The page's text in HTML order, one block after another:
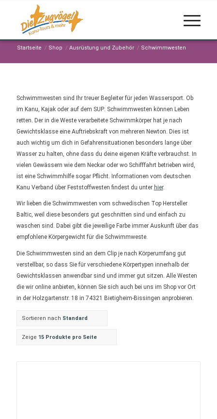
Startseite / Shop / Ausrüstung und Zubehör / Schwimmwesten
Schwimmwesten sind Ihr treuer Begleiter für jeden Wassersport. Ob
im Kanu, Kajak oder auf dem SUP: Schwimmwesten können Leben
retten. Der in die Weste verarbeitete Schwimmkörper hat je nach
Gewichtsklasse eine Auftriebskraft von mehreren Newton. Dies ist
auch wichtig um dich in Gefahrensituationen besonders lange über
Wasser zu halten, ohne dass du deine eigenen Kräfte verbrauchst. In
vielen Gewässern wie dem Neckar oder wo Schifffahrt betrieben wird,
ist eine Schwimmhilfe sogar Pflicht. Informationen vom deutschen
Kanu Verband über Feststoffwesten findest du unter hier.
Wir lieben die Schwimmwesten vom schwedischen Top Hersteller
Baltic, weil diese besonders gut geschnitten sind und einfach zu
waschen sind. Dabei gibt die jeweilige Farbe immer Auskunft über das
empfohlene Körpergewicht für die Schwimmweste.
Die Schwimmwesten sind an dem Clip je nach Körperumfang gut
verstellbar, so dass Sie für verschiedene Körpertypen innerhalb der
Gewichtsklassen anwendbar sind und immer gut sitzen. Alle Westen
die wir online anbieten, können Sie sich auch bei uns im Shop vor Ort
in der Holzgartenstr. 18 in 74321 Bietigheim-Bissingen anprobieren.
Sortieren nach Standard
Zeige 15 Produkte pro Seite